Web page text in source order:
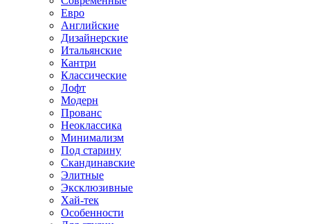
Евро
Английские
Дизайнерские
Итальянские
Кантри
Классические
Лофт
Модерн
Прованс
Неоклассика
Минимализм
Под старину
Скандинавские
Элитные
Эксклюзивные
Хай-тек
Особенности